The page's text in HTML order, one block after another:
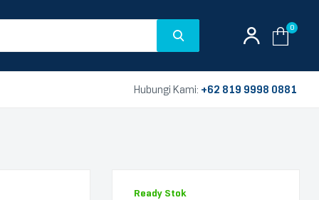
0
Hubungi Kami: +62 819 9998 0881
Ready Stok